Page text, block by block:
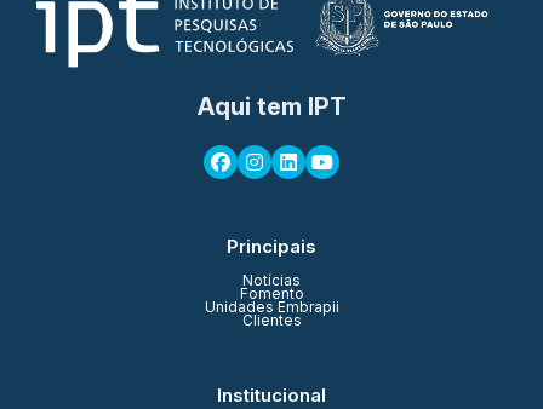
Aqui tem IPT
Principais
Notícias
Fomento
Unidades Embrapii
Clientes
Institucional